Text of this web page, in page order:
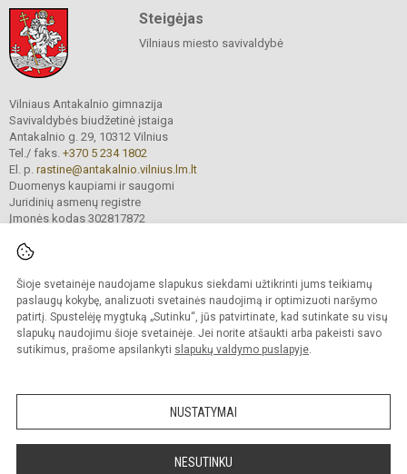
Šioje svetainėje naudojame slapukus siekdami užtikrinti jums teikiamų
paslaugų kokybę, analizuoti svetainės naudojimą ir optimizuoti naršymo
patirtį. Spustelėję mygtuką „Sutinku“, jūs patvirtinate, kad sutinkate su visų
slapukų naudojimu šioje svetainėje. Jei norite atšaukti arba pakeisti savo
sutikimus, prašome apsilankyti slapukų valdymo puslapyje.
NUSTATYMAI
NESUTINKU
Steigėjas
Vilniaus miesto savivaldybė
Vilniaus Antakalnio gimnazija
Savivaldybės biudžetinė įstaiga
Antakalnio g. 29, 10312 Vilnius
Tel./ faks. +370 5 234 1802
El. p. rastine@antakalnio.vilnius.lm.lt
Duomenys kaupiami ir saugomi
Juridinių asmenų registre
Įmonės kodas 302817872
© 2026. Vilniaus Antakalnio gimnazija. Visos teisės saugomos.
Kopijuoti turinį be raštiško gimnazijos sutikimo griežtai draudžiama.
Versija neįgaliesiems Slapukų valdymas